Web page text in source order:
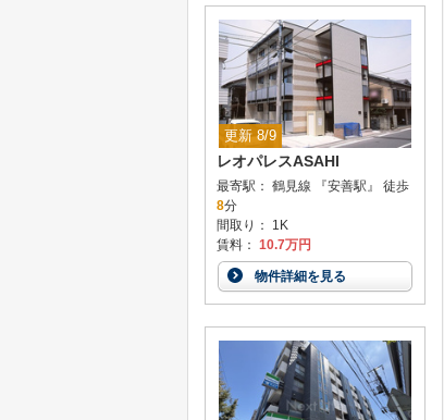
更新 8/9
レオパレスASAHI
最寄駅： 鶴見線 『安善駅』 徒歩
8分
間取り： 1K
賃料： 10.7万円
物件詳細を見る